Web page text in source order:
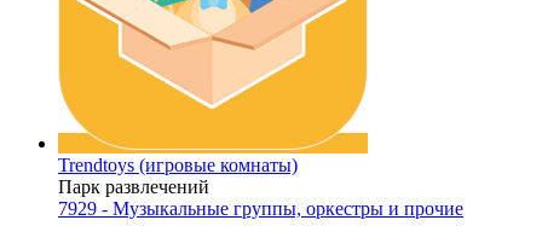
Trendtoys (игровые комнаты)
Парк развлечений
7929 - Музыкальные группы, оркестры и прочие